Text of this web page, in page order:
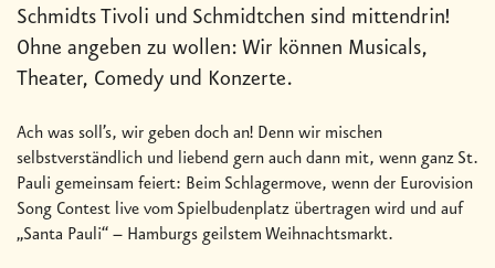
Schmidts Tivoli und Schmidtchen sind mittendrin!
Ohne angeben zu wollen: Wir können Musicals,
Theater, Comedy und Konzerte.
Ach was soll’s, wir geben doch an! Denn wir mischen
selbstverständlich und liebend gern auch dann mit, wenn ganz St.
Pauli gemeinsam feiert: Beim Schlagermove, wenn der Eurovision
Song Contest live vom Spielbudenplatz übertragen wird und auf
„Santa Pauli“ – Hamburgs geilstem Weihnachtsmarkt.